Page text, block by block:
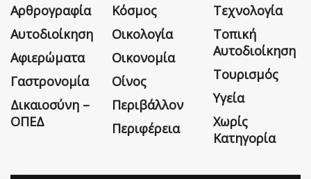
Αρθρογραφία
Αυτοδιοίκηση
Αφιερώματα
Γαστρονομία
Δικαιοσύνη –
ΟΠΕΔ
Κόσμος
Οικολογία
Οικονομία
Οίνος
Περιβάλλον
Περιφέρεια
Τεχνολογία
Τοπική
Αυτοδιοίκηση
Τουρισμός
Υγεία
Χωρίς
Κατηγορία